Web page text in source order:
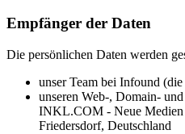
Empfänger der Daten
Die persönlichen Daten werden
unser Team bei Infound
unseren Web-, Domain-
INKL.COM - Neue Medien
Friedersdorf, Deutschland